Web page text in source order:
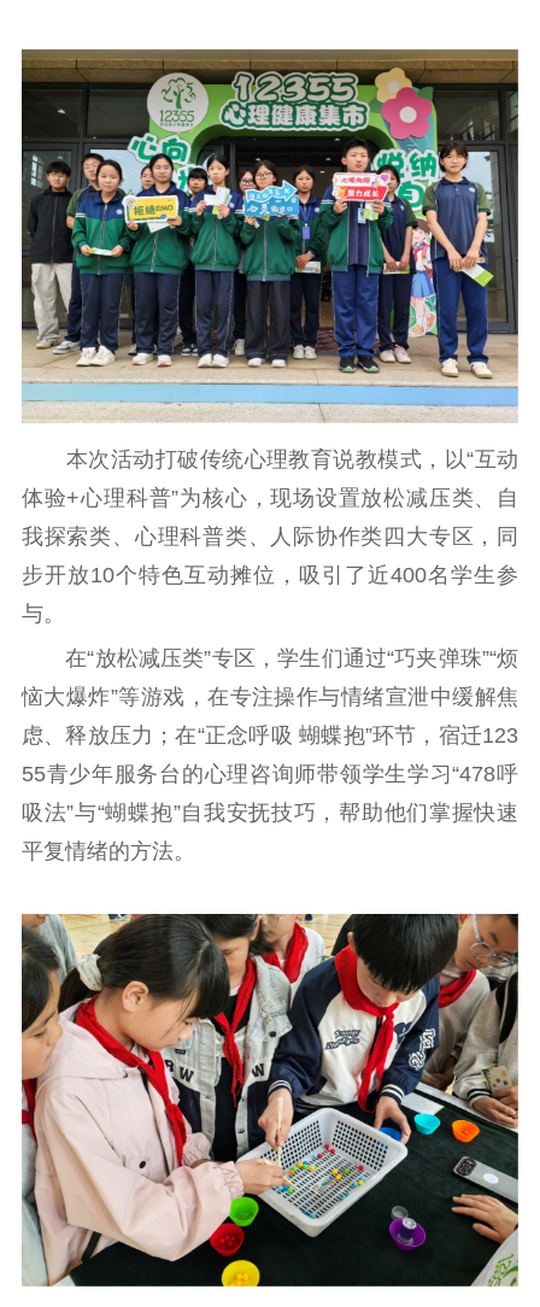
哲学社科
社科强省 工作通知
成果集萃
江苏文脉
资料下载
新闻宣传
主题宣传 对外宣传
新闻发布
记者之家
品牌栏目
文化文艺
文化交流
体制改革
文化产业
紫金文化艺术节
品牌活动 紫艺舞台
精神文明
文明创建
先进典型
社会宣传
思想政治教育 爱国主义教育
全民国防教育
红色资源保护利
精品出版 全民阅读
出版监管
扫黄打非
电影工作
电影创作 电影市场
机关党建
党建要闻 学习在线
文化人才
本次活动打破传统心理教育说教模式，以“互动
体验+心理科普”为核心，现场设置放松减压类、自
我探索类、心理科普类、人际协作类四大专区，同
步开放10个特色互动摊位，吸引了近400名学生参
与。
在“放松减压类”专区，学生们通过“巧夹弹珠”“烦
恼大爆炸”等游戏，在专注操作与情绪宣泄中缓解焦
虑、释放压力；在“正念呼吸 蝴蝶抱”环节，宿迁123
55青少年服务台的心理咨询师带领学生学习“478呼
吸法”与“蝴蝶抱”自我安抚技巧，帮助他们掌握快速
平复情绪的方法。